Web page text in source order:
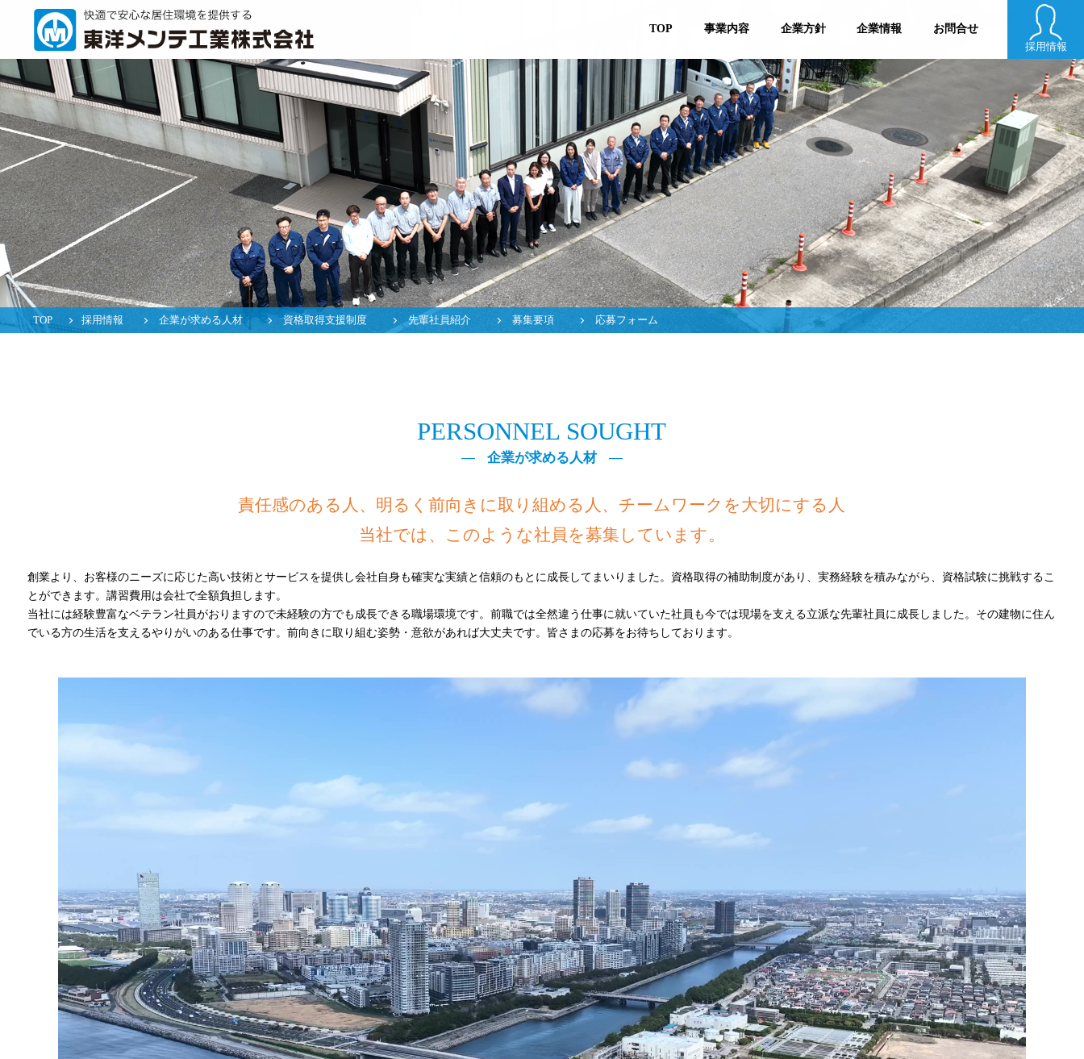
TOP 事業内容 企業方針 企業情報 お問合せ
採用情報
TOP 採用情報 企業が求める人材 資格取得支援制度 先輩社員紹介 募集要項 応募フォーム
PERSONNEL SOUGHT
企業が求める人材
責任感のある人、明るく前向きに取り組める人、チームワークを大切にする人
当社では、このような社員を募集しています。
創業より、お客様のニーズに応じた高い技術とサービスを提供し会社自身も確実な実績と信頼のもとに成長してまいりました。資格取得の補助制度があり、実務経験を積みながら、資格試験に挑戦するこ
とができます。講習費用は会社で全額負担します。
当社には経験豊富なベテラン社員がおりますので未経験の方でも成長できる職場環境です。前職では全然違う仕事に就いていた社員も今では現場を支える立派な先輩社員に成長しました。その建物に住ん
でいる方の生活を支えるやりがいのある仕事です。前向きに取り組む姿勢・意欲があれば大丈夫です。皆さまの応募をお待ちしております。